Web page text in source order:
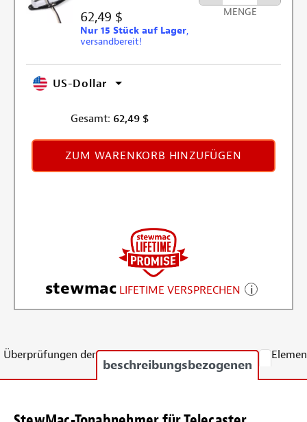
62,49 $
Nur 15 Stück auf Lager,
versandbereit!
MENGE
US-Dollar
Gesamt: 62,49 $
ZUM WARENKORB HINZUFÜGEN
stewmac LIFETIME VERSPRECHEN
Überprüfungen der
beschreibungsbezogenen